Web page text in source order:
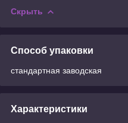
Скрыть
Способ упаковки
стандартная заводская
Характеристики